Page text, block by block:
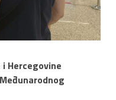
Hercegovine